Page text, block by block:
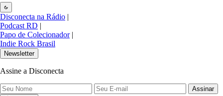
Disconecta na Rádio |
Podcast RD |
Papo de Colecionador |
Indie Rock Brasil
Newsletter
Assine a Disconecta
Assinar